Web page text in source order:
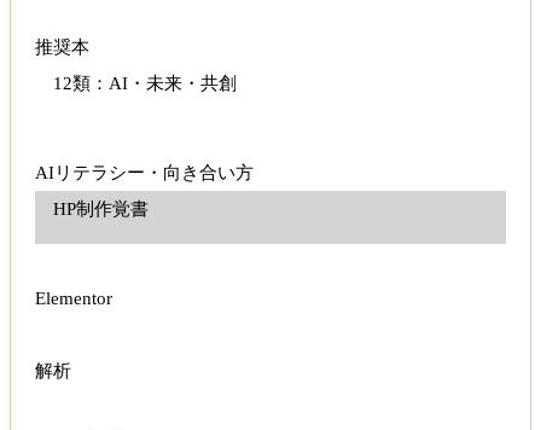
推奨本
12類：AI・未来・共創
AIリテラシー・向き合い方
HP制作覚書
Elementor
解析